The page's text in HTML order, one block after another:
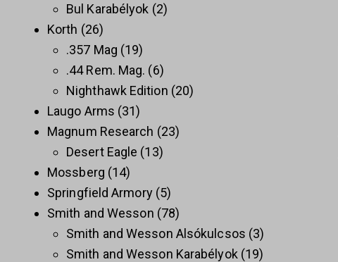
Bul Karabélyok 2
Korth 26
.357 Mag 19
.44 Rem. Mag.
6
Nighthawk Edition 20
Laugo Arms 31
Magnum Research 23
Desert Eagle 13
Mossberg 14
Springfield Armory 5
Smith and Wesson 78
Smith and Wesson Alsókulcsos 3
Smith and Wesson Karabélyok 19